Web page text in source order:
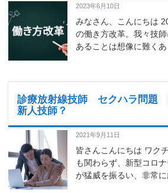
2023年6月10日
みなさん、こんにちは
の働き方改革。我々技
あることは想像に難くあ
診療放射線技師 セクハラ問題
新人技師？
2021年9月11日
皆さんこんにちは ワク
も関わらず、新型コロ
が猛威を振るい、非常に